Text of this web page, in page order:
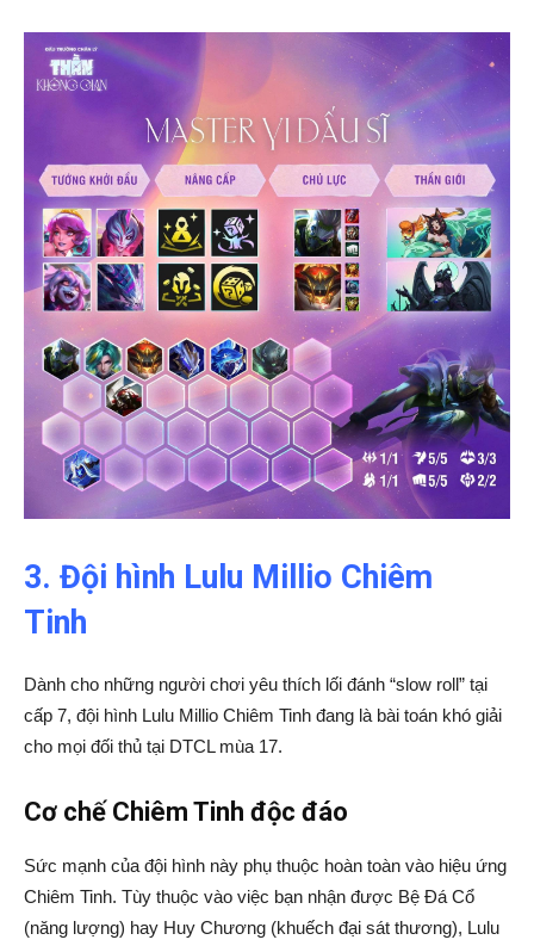
3. Đội hình Lulu Millio Chiêm
Tinh
Dành cho những người chơi yêu thích lối đánh “slow roll” tại
cấp 7, đội hình Lulu Millio Chiêm Tinh đang là bài toán khó giải
cho mọi đối thủ tại DTCL mùa 17.
Cơ chế Chiêm Tinh độc đáo
Sức mạnh của đội hình này phụ thuộc hoàn toàn vào hiệu ứng
Chiêm Tinh. Tùy thuộc vào việc bạn nhận được Bệ Đá Cổ
(năng lượng) hay Huy Chương (khuếch đại sát thương), Lulu